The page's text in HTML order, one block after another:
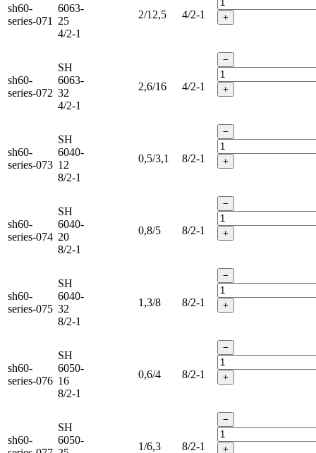
sh60-
series-071
6063-
25
4/2-1
2/12,5 4/2-1 +
sh60-
series-072
SH
6063-
32
4/2-1
2,6/16 4/2-1
−
+
sh60-
series-073
SH
6040-
12
8/2-1
0,5/3,1 8/2-1
−
+
sh60-
series-074
SH
6040-
20
8/2-1
0,8/5 8/2-1
−
+
sh60-
series-075
SH
6040-
32
8/2-1
1,3/8 8/2-1
−
+
sh60-
series-076
SH
6050-
16
8/2-1
0,6/4 8/2-1
−
+
sh60-
SH
6050-
1/6,3 8/2-1
−
+